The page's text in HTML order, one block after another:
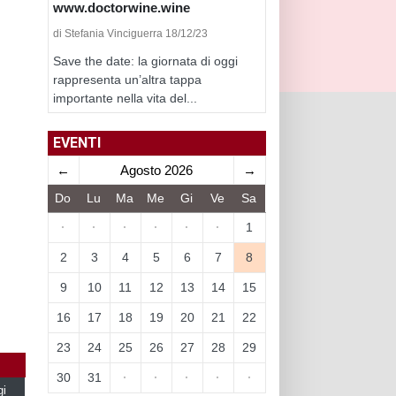
www.doctorwine.wine
di Stefania Vinciguerra 18/12/23
Save the date: la giornata di oggi
rappresenta un’altra tappa
importante nella vita del...
EVENTI
← Agosto 2026 →
Do Lu Ma Me Gi Ve Sa
· · · · · · 1
2 3 4 5 6 7 8
9 10 11 12 13 14 15
16 17 18 19 20 21 22
23 24 25 26 27 28 29
30 31 · · · · ·